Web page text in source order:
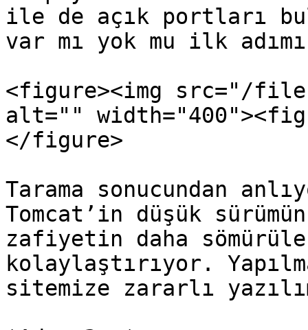
ile de açık portları
var mı yok mu ilk
<figure><img src="/
alt=""
</figure>
Tarama sonucundan
Tomcat’in düşük
zafiyetin daha
kolaylaştırıyor.
sitemize zararlı